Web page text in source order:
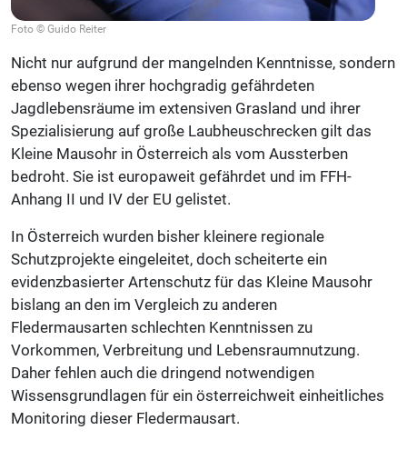
Foto © Guido Reiter
Nicht nur aufgrund der mangelnden Kenntnisse, sondern
ebenso wegen ihrer hochgradig gefährdeten
Jagdlebensräume im extensiven Grasland und ihrer
Spezialisierung auf große Laubheuschrecken gilt das
Kleine Mausohr in Österreich als vom Aussterben
bedroht. Sie ist europaweit gefährdet und im FFH-
Anhang II und IV der EU gelistet.
In Österreich wurden bisher kleinere regionale
Schutzprojekte eingeleitet, doch scheiterte ein
evidenzbasierter Artenschutz für das Kleine Mausohr
bislang an den im Vergleich zu anderen
Fledermausarten schlechten Kenntnissen zu
Vorkommen, Verbreitung und Lebensraumnutzung.
Daher fehlen auch die dringend notwendigen
Wissensgrundlagen für ein österreichweit einheitliches
Monitoring dieser Fledermausart.